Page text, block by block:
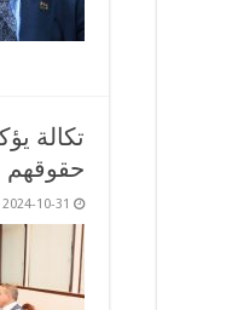
تكالة
حقوقهم
2024-10-31